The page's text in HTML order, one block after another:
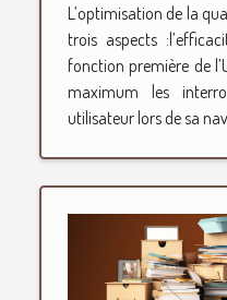
L’optimisation de la
trois aspects
fonction première de
maximum les
utilisateur lors de sa